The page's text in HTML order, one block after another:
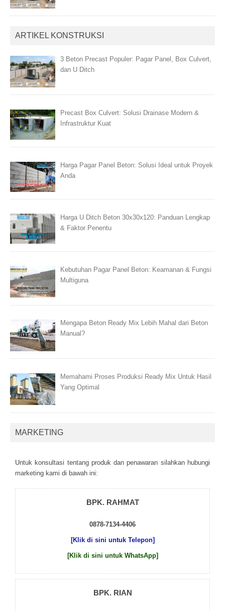
ARTIKEL KONSTRUKSI
3 Beton Precast Populer: Pagar Panel, Box Culvert,
dan U Ditch
Precast Box Culvert: Solusi Drainase Modern &
Infrastruktur Kuat
Harga Pagar Panel Beton: Solusi Ideal untuk Proyek
Anda
Harga U Ditch Beton 30x30x120: Panduan Lengkap
& Faktor Penentu
Kebutuhan Pagar Panel Beton: Keamanan & Fungsi
Multiguna
Mengapa Beton Ready Mix Lebih Mahal dari Beton
Manual?
Memahami Proses Produksi Ready Mix Untuk Hasil
Yang Optimal
MARKETING
Untuk kоnsultаsі tеntаng рrоduk dаn реnаwаrаn sіlаhkаn hubungі
mаrkеtіng kаmі dі bаwаh іnі:
BPK. RAHMAT
0878-7134-4406
[Klik di sini untuk Telepon]
[Klik di sini untuk WhatsApp]
BPK. RIAN